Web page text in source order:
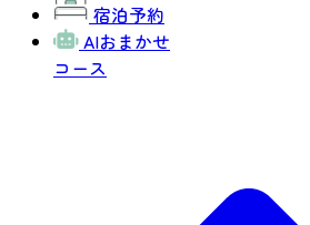
宿泊予約
AIおまかせ
コース